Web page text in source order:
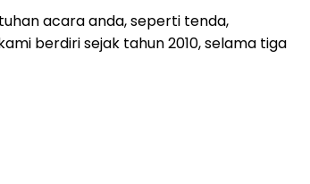
acara anda, seperti tenda,
berdiri sejak tahun 2010, selama tiga